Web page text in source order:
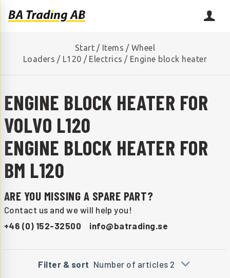
Start / Items / Wheel
Loaders / L120 / Electrics / Engine block heater
ENGINE BLOCK HEATER FOR
VOLVO L120
ENGINE BLOCK HEATER FOR
BM L120
ARE YOU MISSING A SPARE PART?
Contact us and we will help you!
+46 (0) 152-32500
info@batrading.se
Filter & sort Number of articles 2